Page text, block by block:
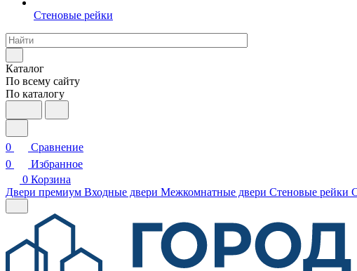
Стеновые рейки
Каталог
По всему сайту
По каталогу
0
Сравнение
0
Избранное
0 Корзина
Двери премиум Входные двери Межкомнатные двери Стеновые рейки